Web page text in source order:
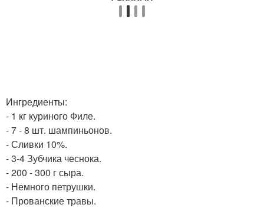
Ингредиенты:
- 1 кг куриного Филе.
- 7 - 8 шт. шампиньонов.
- Сливки 10%.
- 3-4 Зубчика чеснока.
- 200 - 300 г сыра.
- Немного петрушки.
- Прованские травы.